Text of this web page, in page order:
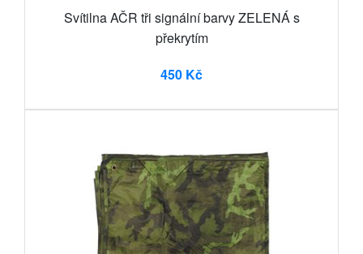
Svítilna AČR tři signální barvy ZELENÁ s
překrytím
450 Kč